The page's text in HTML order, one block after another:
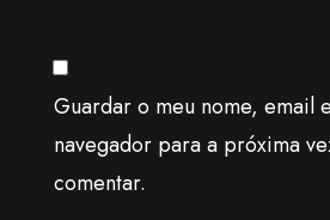
Guardar o meu nome, email
navegador para a próxima
comentar.